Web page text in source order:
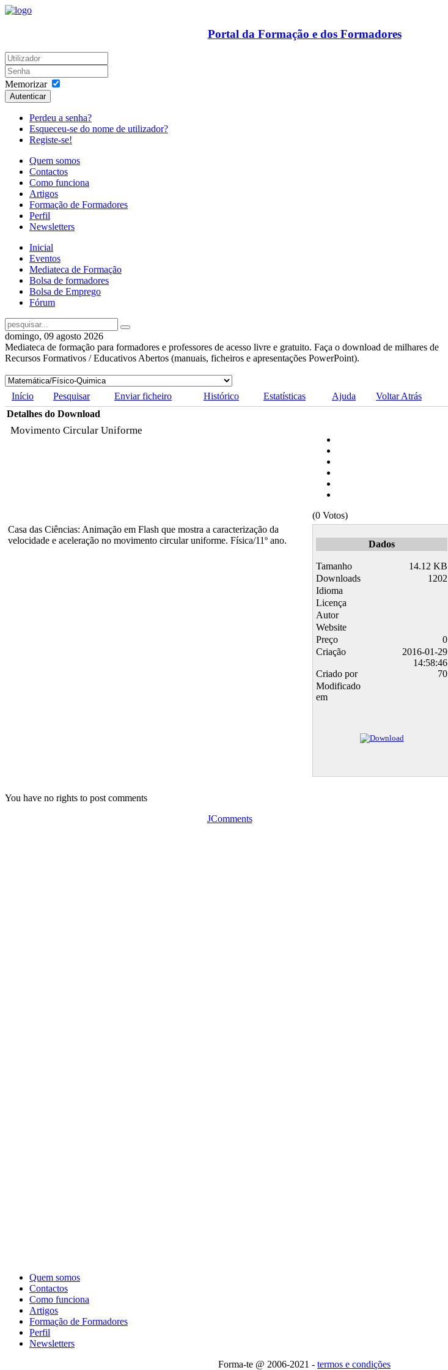
Portal da Formação e dos Formadores
Memorizar
Autenticar
Perdeu a senha?
Esqueceu-se do nome de utilizador?
Registe-se!
Quem somos
Contactos
Como funciona
Artigos
Formação de Formadores
Perfil
Newsletters
Inicial
Eventos
Mediateca de Formação
Bolsa de formadores
Bolsa de Emprego
Fórum
domingo, 09 agosto 2026
Mediateca de formação para formadores e professores de acesso livre e gratuito. Faça o download de milhares de
Recursos Formativos / Educativos Abertos (manuais, ficheiros e apresentações PowerPoint).
Início Pesquisar Enviar ficheiro Histórico Estatísticas Ajuda
Voltar Atrás
Detalhes do Download
Movimento Circular Uniforme
(0 Votos)
Casa das Ciências: Animação em Flash que mostra a caracterização da
velocidade e aceleração no movimento circular uniforme. Física/11º ano.
Dados
Tamanho
14.12 KB
Downloads
1202
Idioma
Licença
Autor
Website
Preço
0
Criação
2016-01-29
14:58:46
Criado por
70
Modificado
em
You have no rights to post comments
JComments
Quem somos
Contactos
Como funciona
Artigos
Formação de Formadores
Perfil
Newsletters
Forma-te @ 2006-2021 - termos e condições